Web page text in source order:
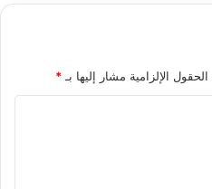
الحقول الإلزامية مشار إليها بـ *